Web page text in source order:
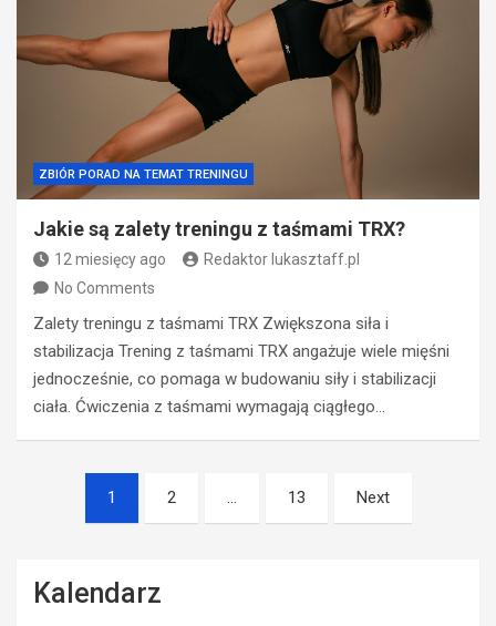
ZBIÓR PORAD NA TEMAT TRENINGU
Jakie są zalety treningu z taśmami TRX?
12 miesięcy ago
Redaktor lukasztaff.pl
No Comments
Zalety treningu z taśmami TRX Zwiększona siła i
stabilizacja Trening z taśmami TRX angażuje wiele mięśni
jednocześnie, co pomaga w budowaniu siły i stabilizacji
ciała. Ćwiczenia z taśmami wymagają ciągłego…
Nawigacja
1 2 … 13 Next
Kalendarz